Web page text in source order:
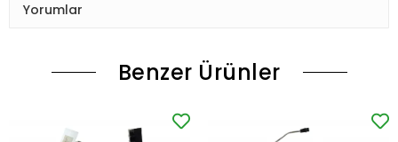
Yorumlar
Benzer Ürünler